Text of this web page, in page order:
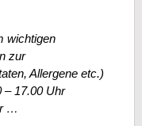
wichtigen
zur
Allergene etc.)
– 17.00 Uhr
…